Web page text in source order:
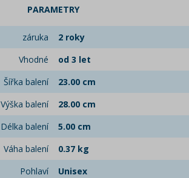
PARAMETRY
záruka
2 roky
Vhodné
od 3 let
Šířka balení
23.00 cm
Výška balení
28.00 cm
Délka balení
5.00 cm
Váha balení
0.37 kg
Pohlaví
Unisex